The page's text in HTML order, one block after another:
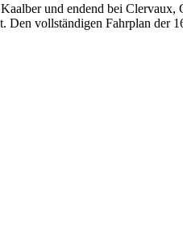
und endend bei Clervaux,
vollständigen Fahrplan der